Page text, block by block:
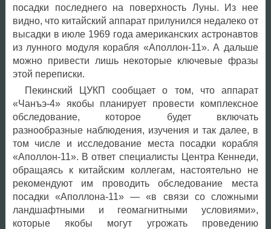
посадки последнего на поверхность Луны. Из нее
видно, что китайский аппарат прилунился недалеко от
высадки в июле 1969 года американских астронавтов
из лунного модуля корабля «Аполлон-11». А дальше
можно привести лишь некоторые ключевые фразы
этой переписки.
Пекинский ЦУКП сообщает о том, что аппарат
«Чанъэ-4» якобы планирует провести комплексное
обследование, которое будет включать
разнообразные наблюдения, изучения и так далее, в
том числе и исследование места посадки корабля
«Аполлон-11». В ответ специалисты Центра Кеннеди,
обращаясь к китайским коллегам, настоятельно не
рекомендуют им проводить обследование места
посадки «Аполлона-11» — «в связи со сложными
ландшафтными и геомагнитными условиями»,
которые якобы могут угрожать проведению